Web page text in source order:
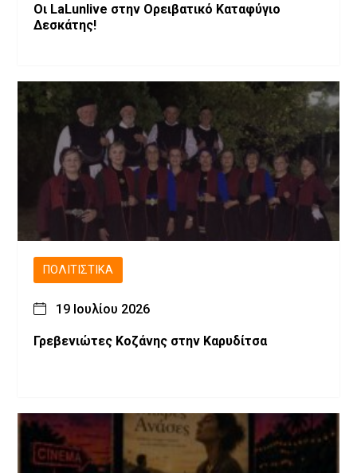
Οι LaLunlive στην Ορειβατικό Καταφύγιο
Δεσκάτης!
ΠΟΛΙΤΙΣΤΙΚΆ
19 Ιουλίου 2026
Γρεβενιώτες Κοζάνης στην Καρυδίτσα